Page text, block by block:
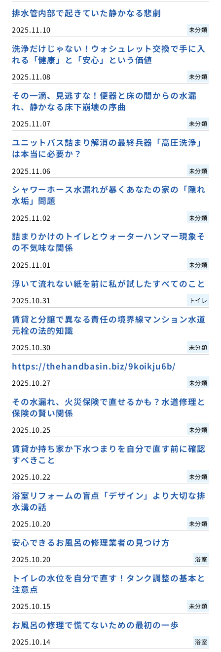
排水管内部で起きていた静かなる悲劇
2025.11.10 未分類
洗浄だけじゃない！ウォシュレット交換で手に入
れる「健康」と「安心」という価値
2025.11.08 未分類
その一滴、見逃すな！便器と床の間からの水漏
れ、静かなる床下崩壊の序曲
2025.11.07 未分類
ユニットバス詰まり解消の最終兵器「高圧洗浄」
は本当に必要か？
2025.11.06 未分類
シャワーホース水漏れが暴くあなたの家の「隠れ
水垢」問題
2025.11.02 未分類
詰まりかけのトイレとウォーターハンマー現象そ
の不気味な関係
2025.11.01 未分類
浮いて流れない紙を前に私が試したすべてのこと
2025.10.31 トイレ
賃貸と分譲で異なる責任の境界線マンション水道
元栓の法的知識
2025.10.30 未分類
https://thehandbasin.biz/9koikju6b/
2025.10.27 未分類
その水漏れ、火災保険で直せるかも？水道修理と
保険の賢い関係
2025.10.25 未分類
賃貸か持ち家か下水つまりを自分で直す前に確認
すべきこと
2025.10.22 未分類
浴室リフォームの盲点「デザイン」より大切な排
水溝の話
2025.10.20 未分類
安心できるお風呂の修理業者の見つけ方
2025.10.20 浴室
トイレの水位を自分で直す！タンク調整の基本と
注意点
2025.10.15 未分類
お風呂の修理で慌てないための最初の一歩
2025.10.14 浴室